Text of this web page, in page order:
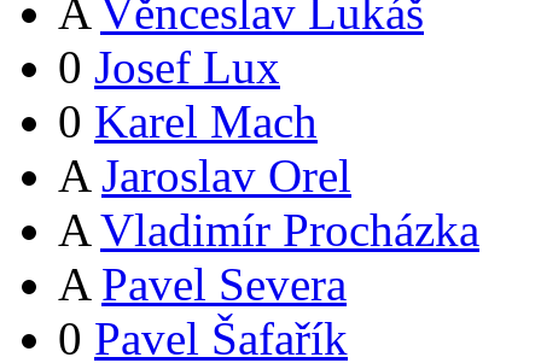
A Věnceslav Lukáš
0 Josef Lux
0 Karel Mach
A Jaroslav Orel
A Vladimír Procházka
A Pavel Severa
0 Pavel Šafařík